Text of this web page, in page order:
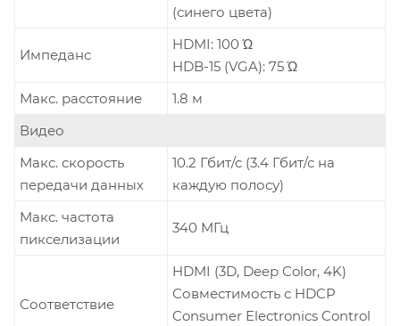
(синего цвета)
Импеданс
HDMI: 100 Ώ
HDB-15 (VGA): 75 Ώ
Макс. расстояние
1.8 м
Видео
Макс. скорость
передачи данных
10.2 Гбит/с (3.4 Гбит/с на
каждую полосу)
Макс. частота
пикселизации
340 MГц
Соответствие
HDMI (3D, Deep Color, 4K)
Совместимость с HDCP
Consumer Electronics Control